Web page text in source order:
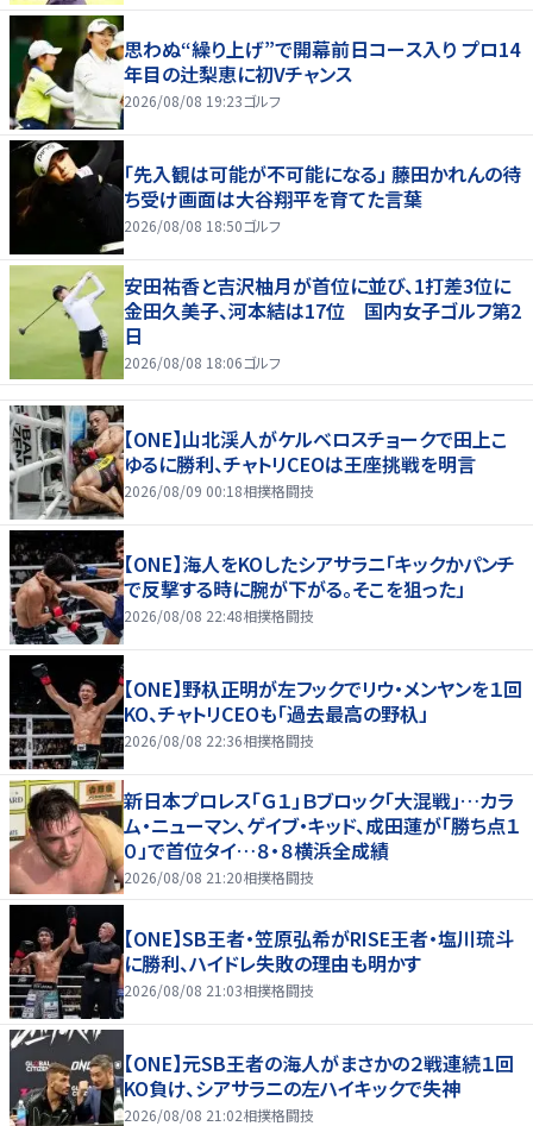
思わぬ“繰り上げ”で開幕前日コース入り プロ14
年目の辻梨恵に初Vチャンス
2026/08/08 19:23ゴルフ
「先入観は可能が不可能になる」 藤田かれんの待
ち受け画面は大谷翔平を育てた言葉
2026/08/08 18:50ゴルフ
安田祐香と吉沢柚月が首位に並び、1打差3位に
金田久美子、河本結は17位 国内女子ゴルフ第2
日
2026/08/08 18:06ゴルフ
【ONE】山北渓人がケルベロスチョークで田上こ
ゆるに勝利、チャトリCEOは王座挑戦を明言
2026/08/09 00:18相撲格闘技
【ONE】海人をKOしたシアサラニ「キックかパンチ
で反撃する時に腕が下がる。そこを狙った」
2026/08/08 22:48相撲格闘技
【ONE】野杁正明が左フックでリウ・メンヤンを１回
KO、チャトリCEOも「過去最高の野杁」
2026/08/08 22:36相撲格闘技
新日本プロレス「Ｇ１」Ｂブロック「大混戦」…カラ
ム・ニューマン、ゲイブ・キッド、成田蓮が「勝ち点１
０」で首位タイ…８・８横浜全成績
2026/08/08 21:20相撲格闘技
【ONE】SB王者・笠原弘希がRISE王者・塩川琉斗
に勝利、ハイドレ失敗の理由も明かす
2026/08/08 21:03相撲格闘技
【ONE】元SB王者の海人がまさかの２戦連続１回
KO負け、シアサラニの左ハイキックで失神
2026/08/08 21:02相撲格闘技